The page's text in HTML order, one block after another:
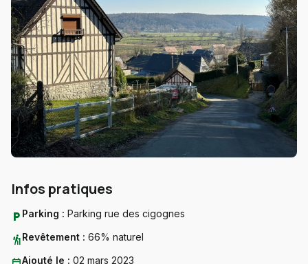
Infos pratiques
local_parking Parking : Parking rue des cigognes
hikingRevêtement : 66% naturel
Ajouté le : 02 mars 2023